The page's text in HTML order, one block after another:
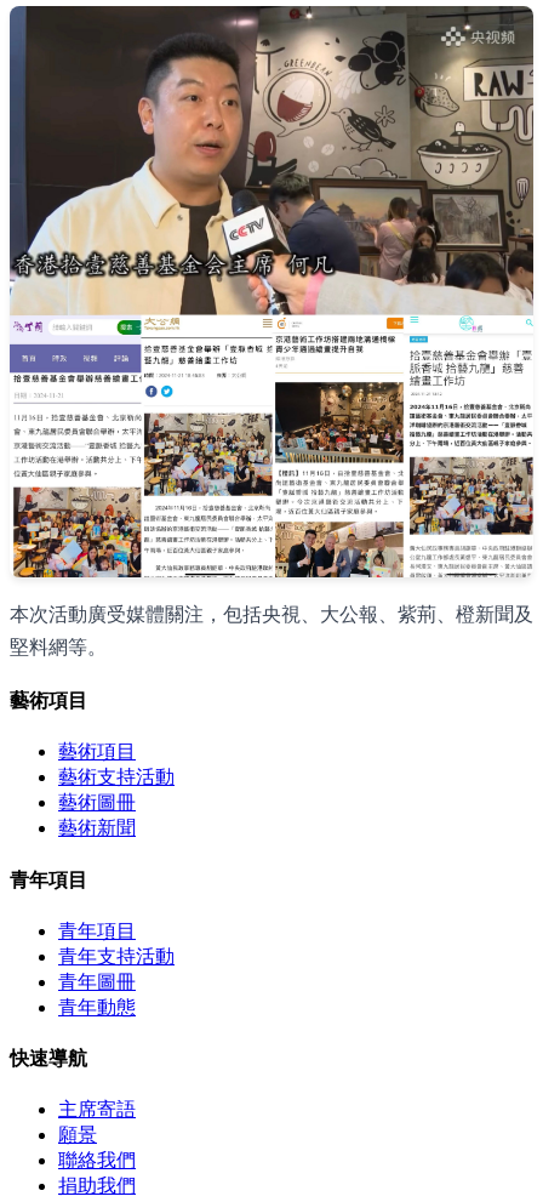
本次活動廣受媒體關注，包括央視、大公報、紫荊、橙新聞及
堅料網等。
藝術項目
藝術項目
藝術支持活動
藝術圖冊
藝術新聞
青年項目
青年項目
青年支持活動
青年圖冊
青年動態
快速導航
主席寄語
願景
聯絡我們
捐助我們